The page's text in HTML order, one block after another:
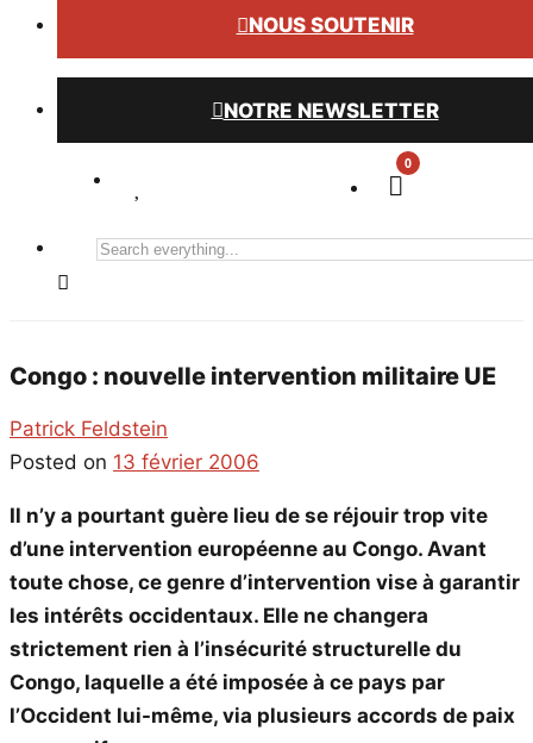
NOUS SOUTENIR
NOTRE NEWSLETTER
0
Search
Congo : nouvelle intervention militaire UE
Patrick Feldstein
Posted on 13 février 2006
Il n’y a pourtant guère lieu de se réjouir trop vite
d’une intervention européenne au Congo. Avant
toute chose, ce genre d’intervention vise à garantir
les intérêts occidentaux. Elle ne changera
strictement rien à l’insécurité structurelle du
Congo, laquelle a été imposée à ce pays par
l’Occident lui-même, via plusieurs accords de paix